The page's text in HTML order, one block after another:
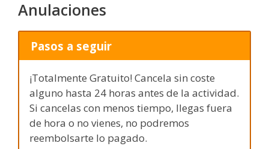
Anulaciones
Pasos a seguir
¡Totalmente Gratuito! Cancela sin coste
alguno hasta 24 horas antes de la actividad.
Si cancelas con menos tiempo, llegas fuera
de hora o no vienes, no podremos
reembolsarte lo pagado.